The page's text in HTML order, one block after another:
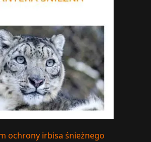
ochrony irbisa śnieżnego